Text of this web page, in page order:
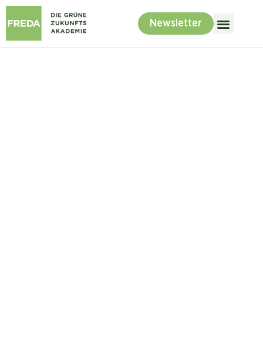
Newsletter